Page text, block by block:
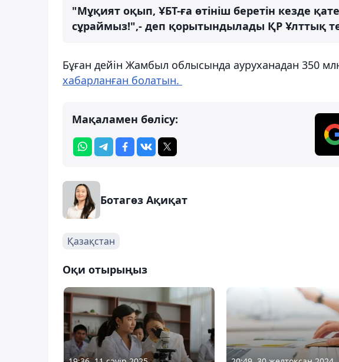
"Мұқият оқып, ҰБТ-ға өтініш беретін кезде
сұраймыз!",- деп қорытындылады ҚР Ұлттық
Бұған дейін Жамбыл облысында ауруханадан 350
хабарланған болатын.
Мақаламен бөлісу:
Ботагөз Ақиқат
Қазақстан
Оқи отырыңыз